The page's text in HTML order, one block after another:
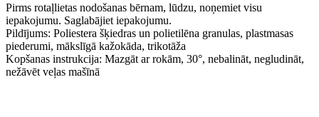
Pirms rotaļlietas nodošanas bērnam, lūdzu, noņemiet visu
iepakojumu. Saglabājiet iepakojumu.
Pildījums: Poliestera šķiedras un polietilēna granulas, plastmasas
piederumi, mākslīgā kažokāda, trikotāža
Kopšanas instrukcija: Mazgāt ar rokām, 30°, nebalināt, negludināt,
nežāvēt veļas mašīnā